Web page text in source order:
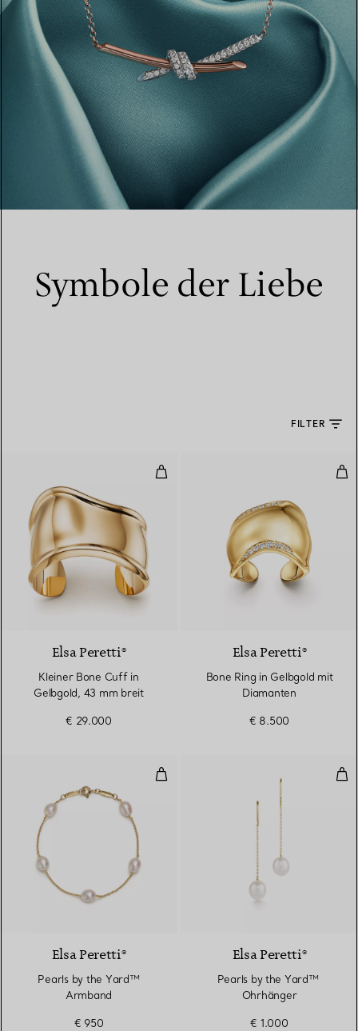
Symbole der Liebe
FILTER
Kleiner Bone Cuff in Gelbgold,
Elsa Peretti®
Kleiner Bone Cuff in
Gelbgold, 43 mm breit
€ 29.000
Elsa Peretti®
Bone Ring in Gelbgold mit
Diamanten
€ 8.500
Pearls by the Yard™ Armband
Elsa Peretti®
Pearls by the Yard™
Armband
€ 950
Elsa Peretti®
Pearls by the Yard™ ​​
Ohrhänger
€ 1.000